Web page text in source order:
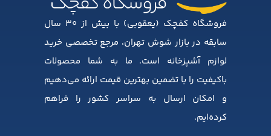
فروشگاه کفچک (یعقوبی) با بیش از ۳۰ سال
سابقه در بازار شوش تهران، مرجع تخصصی خرید
لوازم آشپزخانه است. ما به شما محصولات
باکیفیت را با تضمین بهترین قیمت ارائه می‌دهیم
و امکان ارسال به سراسر کشور را فراهم
کرده‌ایم.